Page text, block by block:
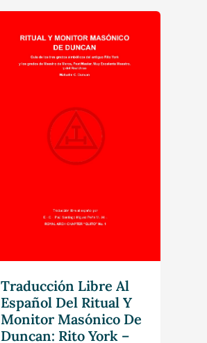
Traducción Libre Al
Español Del Ritual Y
Monitor Masónico De
Duncan: Rito York –